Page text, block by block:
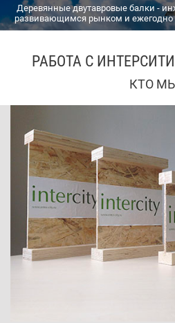
Деревянные двутавровые балки -
развивающимся рынком и
РАБОТА С
КТО